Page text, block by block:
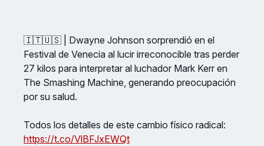
🇮🇹🇺🇸 | Dwayne Johnson sorprendió en el
Festival de Venecia al lucir irreconocible tras perder
27 kilos para interpretar al luchador Mark Kerr en
The Smashing Machine, generando preocupación
por su salud.
Todos los detalles de este cambio físico radical:
https://t.co/VlBFJxEWQt